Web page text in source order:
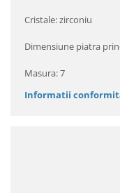
Cristale: zirconiu
Dimensiune piatra
Masura: 7
Informatii